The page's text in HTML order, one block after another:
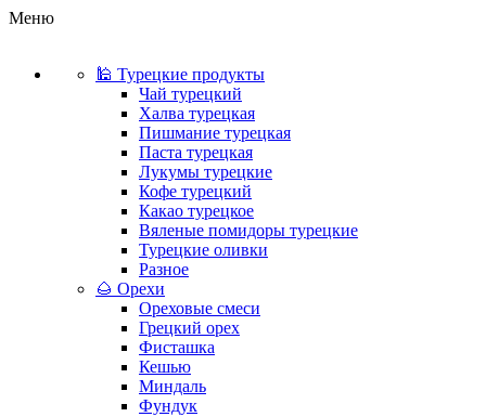
Меню
🕌 Турецкие продукты
Чай турецкий
Халва турецкая
Пишмание турецкая
Паста турецкая
Лукумы турецкие
Кофе турецкий
Какао турецкое
Вяленые помидоры турецкие
Турецкие оливки
Разное
🌰 Орехи
Ореховые смеси
Грецкий орех
Фисташка
Кешью
Миндаль
Фундук